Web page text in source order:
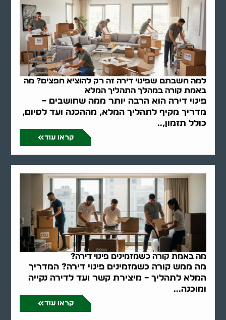
למה חשבתם שפינוי דירה זה רק להוציא חפצים? מה
באמת קורה במהלך התהליך המלא
פינוי דירה הוא הרבה יותר ממה שחושבים –
מדריך מקיף לתהליך המלא, מההכנה ועד לסיום,
כולל תזמון,..
קראו עוד
מה באמת קורה כשמזמינים פינוי דירה?
מה ממש קורה כשמזמינים פינוי דירה? המדריך
המלא לתהליך – מיצירת קשר ועד לדירה נקייה
ומוכנה...
קראו עוד